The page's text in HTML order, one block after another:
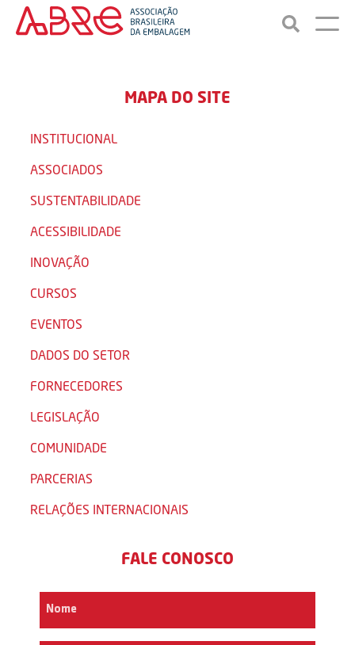
MAPA DO SITE
INSTITUCIONAL
ASSOCIADOS
SUSTENTABILIDADE
ACESSIBILIDADE
INOVAÇÃO
CURSOS
EVENTOS
DADOS DO SETOR
FORNECEDORES
LEGISLAÇÃO
COMUNIDADE
PARCERIAS
RELAÇÕES INTERNACIONAIS
FALE CONOSCO